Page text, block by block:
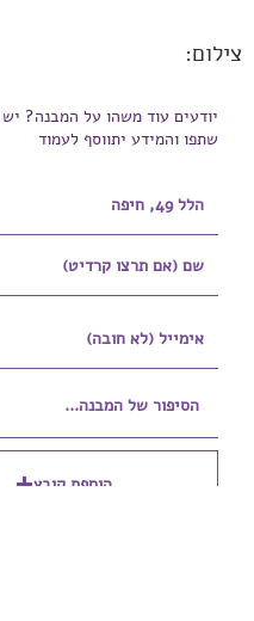
צילום:
יודעים עוד משהו על המבנה? יש
שתפו והמידע יתווסף לעמוד
הוספת קובץ